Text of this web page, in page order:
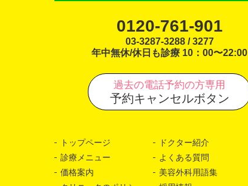
0120-761-901
03-3287-3288 / 3277
年中無休/休日も診療 10：00〜22:00
過去の電話予約の方専用
予約キャンセルボタン
トップページ
ドクター紹介
診療メニュー
よくある質問
価格案内
美容外科用語集